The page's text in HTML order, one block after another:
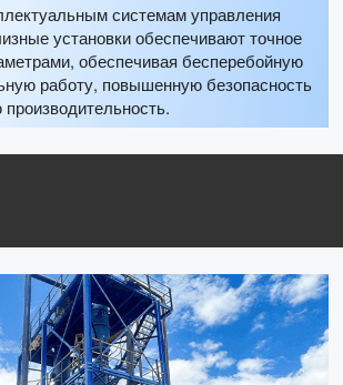
системам управления
установки обеспечивают точное
обеспечивая бесперебойную
работу, повышенную безопасность